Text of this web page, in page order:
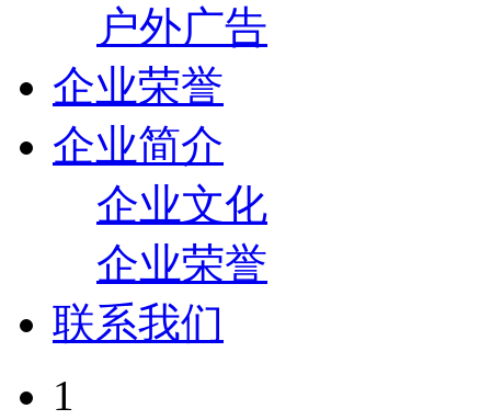
户外广告
企业荣誉
企业简介
企业文化
企业荣誉
联系我们
1